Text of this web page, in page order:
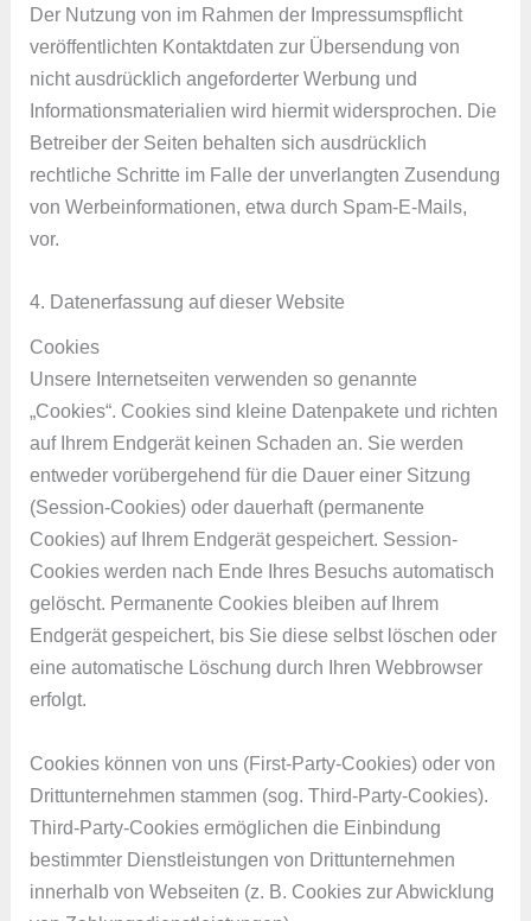
Der Nutzung von im Rahmen der Impressumspflicht
veröffentlichten Kontaktdaten zur Übersendung von
nicht ausdrücklich angeforderter Werbung und
Informationsmaterialien wird hiermit widersprochen. Die
Betreiber der Seiten behalten sich ausdrücklich
rechtliche Schritte im Falle der unverlangten Zusendung
von Werbeinformationen, etwa durch Spam-E-Mails,
vor.
4. Datenerfassung auf dieser Website
Cookies
Unsere Internetseiten verwenden so genannte
„Cookies“. Cookies sind kleine Datenpakete und richten
auf Ihrem Endgerät keinen Schaden an. Sie werden
entweder vorübergehend für die Dauer einer Sitzung
(Session-Cookies) oder dauerhaft (permanente
Cookies) auf Ihrem Endgerät gespeichert. Session-
Cookies werden nach Ende Ihres Besuchs automatisch
gelöscht. Permanente Cookies bleiben auf Ihrem
Endgerät gespeichert, bis Sie diese selbst löschen oder
eine automatische Löschung durch Ihren Webbrowser
erfolgt.
Cookies können von uns (First-Party-Cookies) oder von
Drittunternehmen stammen (sog. Third-Party-Cookies).
Third-Party-Cookies ermöglichen die Einbindung
bestimmter Dienstleistungen von Drittunternehmen
innerhalb von Webseiten (z. B. Cookies zur Abwicklung